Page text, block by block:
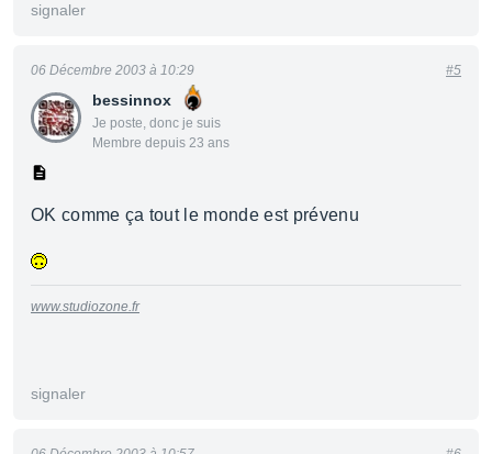
signaler
bessinnox
Je poste, donc je suis
Membre depuis 23 ans
06 Décembre 2003 à 10:29 #5
OK comme ça tout le monde est prévenu
www.studiozone.fr
signaler